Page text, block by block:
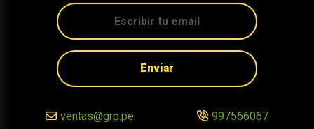
Enviar
ventas@grp.pe 997566067